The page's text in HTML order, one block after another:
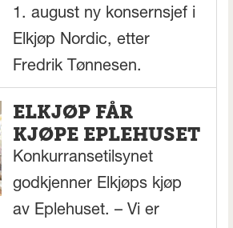
1. august ny konsernsjef i
Elkjøp Nordic, etter
Fredrik Tønnesen.
ELKJØP FÅR
KJØPE EPLEHUSET
Konkurransetilsynet
godkjenner Elkjøps kjøp
av Eplehuset. – Vi er